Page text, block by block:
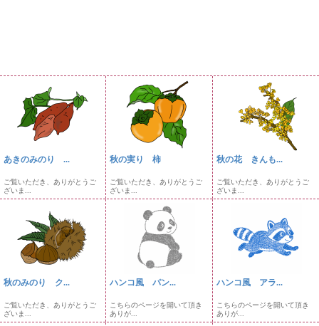
あきのみのり ...
ご覧いただき、ありがとうご
ざいま...
秋の実り 柿
ご覧いただき、ありがとうご
ざいま...
秋の花 きんも...
ご覧いただき、ありがとうご
ざいま...
秋のみのり ク...
ご覧いただき、ありがとうご
ざいま...
ハンコ風 パン...
こちらのページを開いて頂き
ありが...
ハンコ風 アラ...
こちらのページを開いて頂き
ありが...